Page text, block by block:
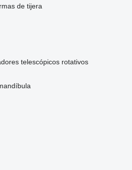
de tijera
telescópicos rotativos